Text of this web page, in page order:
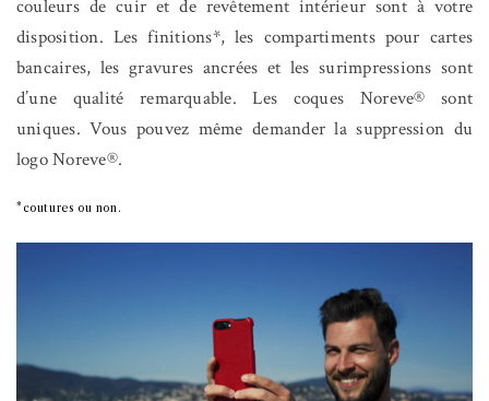
couleurs de cuir et de revêtement intérieur sont à votre
disposition. Les finitions*, les compartiments pour cartes
bancaires, les gravures ancrées et les surimpressions sont
d’une qualité remarquable. Les coques Noreve® sont
uniques. Vous pouvez même demander la suppression du
logo Noreve®.
*coutures ou non.